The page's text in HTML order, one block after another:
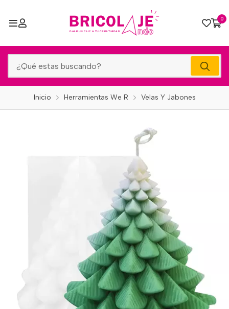
0
Inicio Herramientas We R Velas Y Jabones